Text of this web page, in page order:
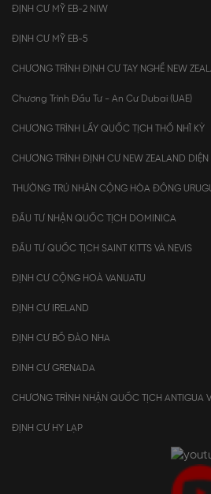
ĐỊNH CƯ MỸ EB-2 NIW
ĐỊNH CƯ MỸ EB-5
CHƯƠNG TRÌNH ĐỊNH CƯ TAY NGHỀ NEW
Chương Trình Đầu Tư - An Cư Dubai (UAE)
CHƯƠNG TRÌNH LẤY QUỐC TỊCH THỔ NHĨ KỲ
CHƯƠNG TRÌNH ĐỊNH CƯ NEW ZEALAND DIỆN
THƯỜNG TRÚ NHÂN CỘNG HÒA ĐÔNG
ĐẦU TƯ NHẬN QUỐC TỊCH DOMINICA
ĐẦU TƯ QUỐC TỊCH SAINT KITTS VÀ NEVIS
ĐỊNH CƯ CỘNG HOÀ VANUATU
ĐỊNH CƯ IRELAND
ĐỊNH CƯ BỒ ĐÀO NHA
ĐINH CƯ GRENADA
CHƯƠNG TRÌNH NHẬN QUỐC TỊCH ANTIGUA
ĐỊNH CƯ HY LẠP